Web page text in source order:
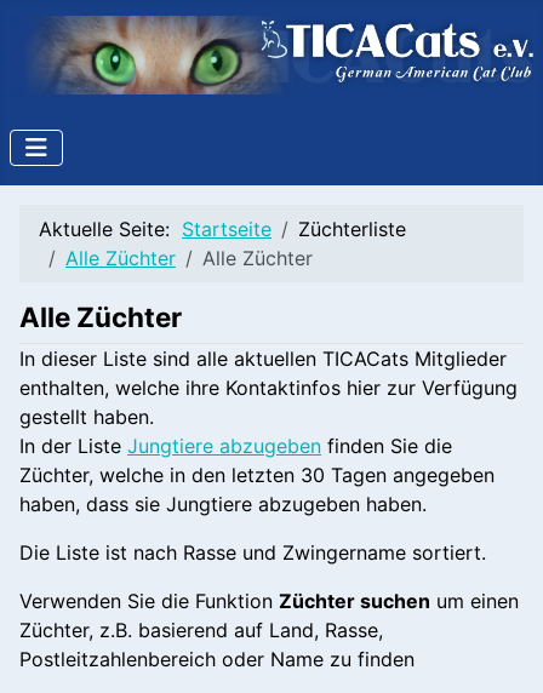
Aktuelle Seite: Startseite
Züchterliste
Alle Züchter
Alle Züchter
Alle Züchter
In dieser Liste sind alle aktuellen TICACats Mitglieder
enthalten, welche ihre Kontaktinfos hier zur Verfügung
gestellt haben.
In der Liste Jungtiere abzugeben finden Sie die
Züchter, welche in den letzten 30 Tagen angegeben
haben, dass sie Jungtiere abzugeben haben.
Die Liste ist nach Rasse und Zwingername sortiert.
Verwenden Sie die Funktion Züchter suchen um einen
Züchter, z.B. basierend auf Land, Rasse,
Postleitzahlenbereich oder Name zu finden